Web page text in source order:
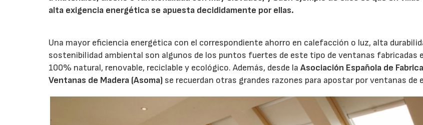
alta exigencia energética se apuesta decididamente por ellas.
Una mayor eficiencia energética con el correspondiente ahorro en calefacción o luz, alta
sostenibilidad ambiental son algunos de los puntos fuertes de este tipo de ventanas fabricadas
100% natural, renovable, reciclable y ecológico. Además, desde laAsociación Española de
Ventanas de Madera (Asoma) se recuerdan otras grandes razones para apostar por ventanas de